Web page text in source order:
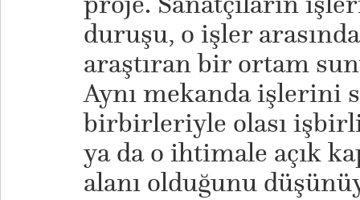
duruşu, o işler
araştıran bir ortam
Aynı mekanda işlerini
birbirleriyle olası
ya da o ihtimale açık
alanı olduğunu